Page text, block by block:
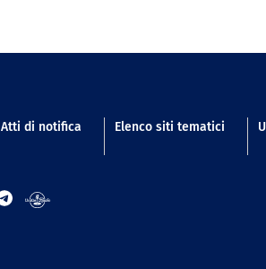
Atti di notifica Elenco siti tematici